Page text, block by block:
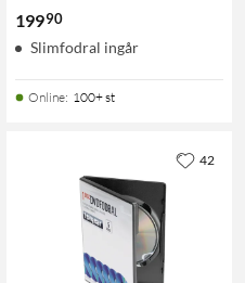
19990
Slimfodral ingår
Online: 100+ st
42